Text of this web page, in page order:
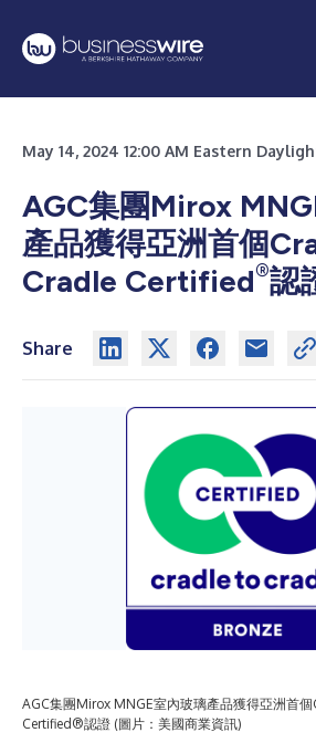
May 14, 2024 12:00 AM Eastern
AGC集團Mirox
產品獲得亞洲首個
Cradle Certified®認
Share
AGC集團Mirox MNGE室內玻璃產品獲得亞洲首
Certified®認證 (圖片：美國商業資訊)